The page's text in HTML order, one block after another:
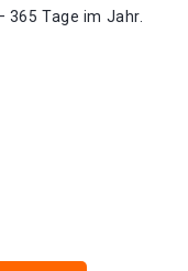
365 Tage im Jahr.